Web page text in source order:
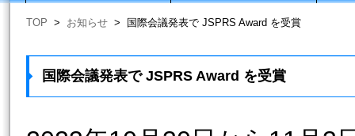
TOP > お知らせ > 国際会議発表で JSPRS Award を受賞
国際会議発表で JSPRS Award を受賞